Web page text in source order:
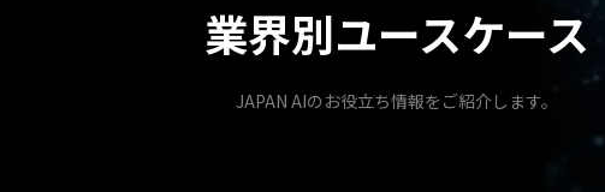
業界別ユースケース
JAPAN AIのお役立ち情報をご紹介します。